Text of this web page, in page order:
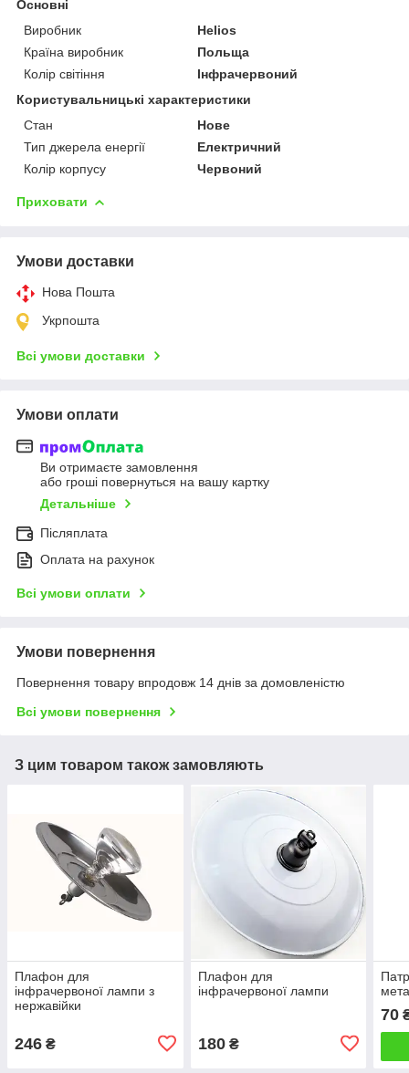
Основні
Виробник
Helios
Країна виробник
Польща
Колір світіння
Інфрачервоний
Користувальницькі характеристики
Стан
Нове
Тип джерела енергії
Електричний
Колір корпусу
Червоний
Приховати
Умови доставки
Нова Пошта
Укрпошта
Всі умови доставки
Умови оплати
Ви отримаєте замовлення
або гроші повернуться на вашу картку
Детальніше
Післяплата
Оплата на рахунок
Всі умови оплати
Умови повернення
Повернення товару впродовж 14 днів за домовленістю
Всі умови повернення
З цим товаром також замовляють
Плафон для
інфрачервоної лампи з
нержавійки
246 ₴
Плафон для
інфрачервоної лампи
180₴
70